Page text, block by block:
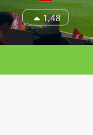
1,48